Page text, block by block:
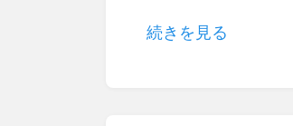
続きを見る